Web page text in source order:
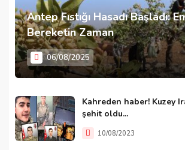
Antep Fıstığı Hasadı Başladı:
Bereketin Zaman
06/08/2025
Kahreden haber! Kuzey
şehit oldu...
10/08/2023